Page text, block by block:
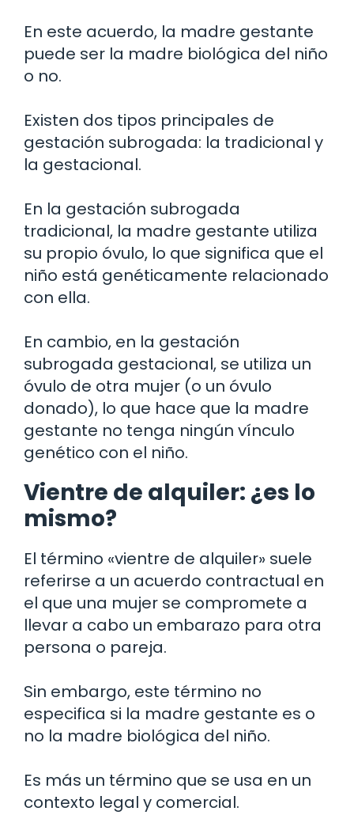
En este acuerdo, la madre gestante
puede ser la madre biológica del niño
o no.
Existen dos tipos principales de
gestación subrogada: la tradicional y
la gestacional.
En la gestación subrogada
tradicional, la madre gestante utiliza
su propio óvulo, lo que significa que el
niño está genéticamente relacionado
con ella.
En cambio, en la gestación
subrogada gestacional, se utiliza un
óvulo de otra mujer (o un óvulo
donado), lo que hace que la madre
gestante no tenga ningún vínculo
genético con el niño.
Vientre de alquiler: ¿es lo
mismo?
El término «vientre de alquiler» suele
referirse a un acuerdo contractual en
el que una mujer se compromete a
llevar a cabo un embarazo para otra
persona o pareja.
Sin embargo, este término no
especifica si la madre gestante es o
no la madre biológica del niño.
Es más un término que se usa en un
contexto legal y comercial.